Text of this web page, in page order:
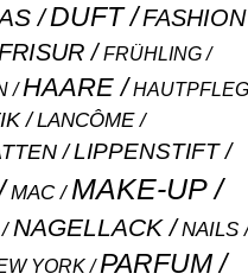
DUFT
FASHION
FRÜHLING
HAARE
LANCÔME
LIPPENSTIFT
MAC MAKE-UP
NAGELLACK NAILS
YORK PARFUM